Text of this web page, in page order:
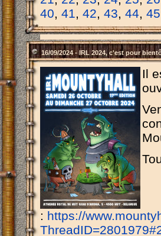
40, 41, 42, 43, 44, 45
16/09/2024 - IRL 2024, c'est pour
Il
: https://